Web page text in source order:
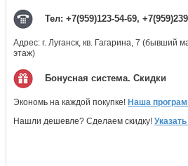
Тел: +7(959)123-54-69,
Адрес: г. Луганск, кв. Гагарина, 7 (бывший
этаж)
Бонусная система. Скидки
Экономь на каждой покупке! Наша
Нашли дешевле? Сделаем скидку!